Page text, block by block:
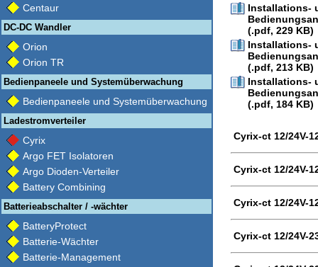
Centaur
DC-DC Wandler
Orion
Orion TR
Bedienpaneele und Systemüberwachung
Bedienpaneele und Systemüberwachung
Ladestromverteiler
Cyrix
Argo FET Isolatoren
Argo Dioden-Verteiler
Battery Combining
Batterieabschalter / -wächter
BatteryProtect
Batterie-Wächter
Batterie-Management
Installations-
(.pdf, 229 KB)
Installations-
(.pdf, 213 KB)
Installations-
(.pdf, 184 KB)
Cyrix-ct 12/24V-
Cyrix-ct 12/24V-
Cyrix-ct 12/24V-
Cyrix-ct 12/24V-